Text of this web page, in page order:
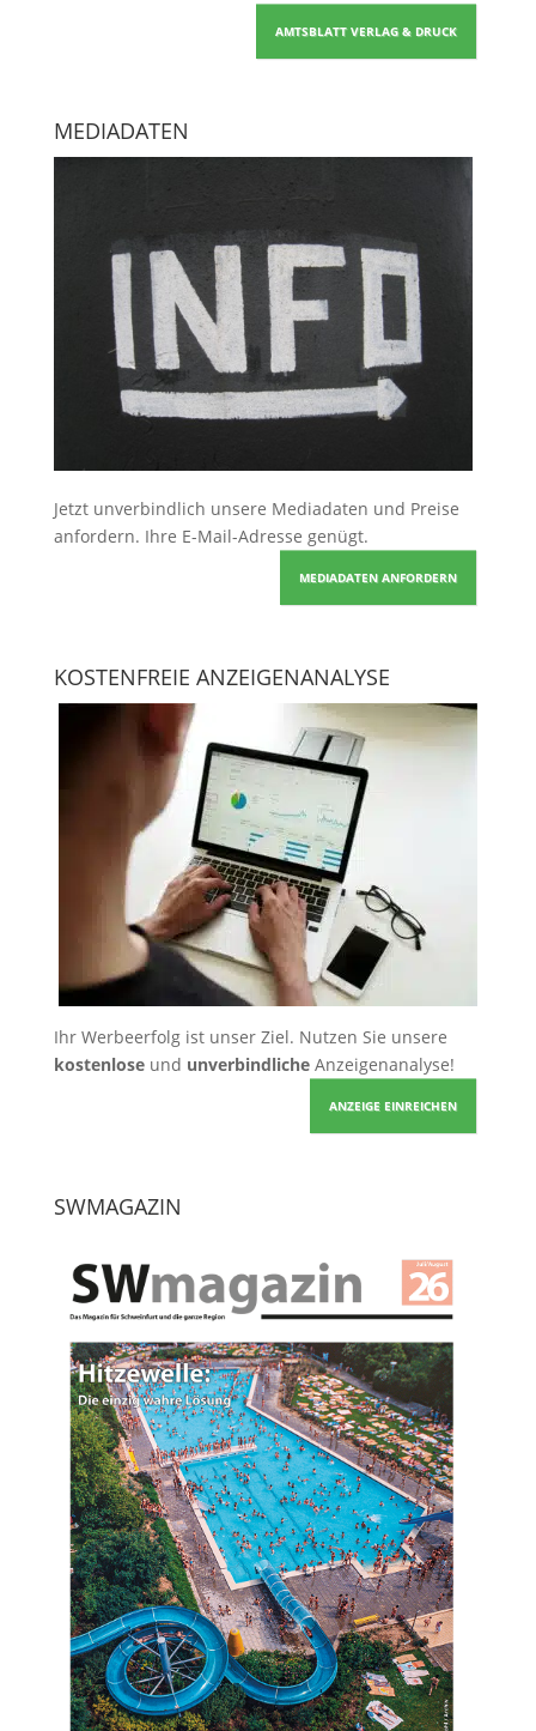
AMTSBLATT VERLAG & DRUCK
MEDIADATEN
Jetzt unverbindlich unsere Mediadaten und Preise
anfordern. Ihre E-Mail-Adresse genügt.
MEDIADATEN ANFORDERN
KOSTENFREIE ANZEIGENANALYSE
Ihr Werbeerfolg ist unser Ziel. Nutzen Sie unsere
kostenloseund unverbindlicheAnzeigenanalyse!
ANZEIGE EINREICHEN
SWMAGAZIN